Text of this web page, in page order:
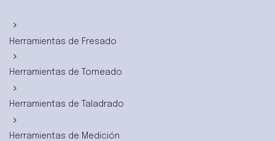
Herramientas de Fresado
Herramientas de Torneado
Herramientas de Taladrado
Herramientas de Medición